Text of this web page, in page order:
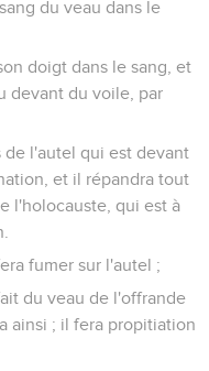
du veau dans le
doigt dans le sang, et
devant du voile, par
de l'autel qui est devant
et il répandra tout
l'holocauste, qui est à
fumer sur l'autel ;
du veau de l'offrande
ainsi ; il fera propitiation